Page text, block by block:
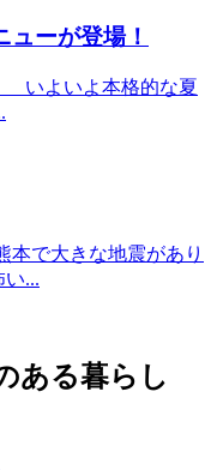
ーが登場！
いよいよ本格的な夏
で大きな地震があり
い...
ある暮らし